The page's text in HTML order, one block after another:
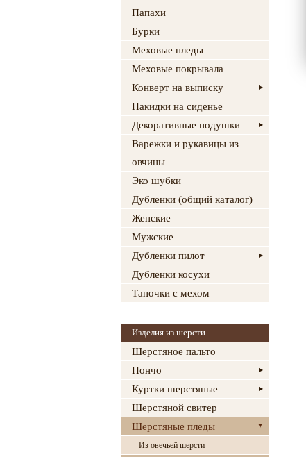
Папахи
Бурки
Меховые пледы
Меховые покрывала
Конверт на выписку
Накидки на сиденье
Декоративные подушки
Варежки и рукавицы из
овчины
Эко шубки
Дубленки (общий каталог)
Женские
Мужские
Дубленки пилот
Дубленки косухи
Тапочки с мехом
Изделия из шерсти
Шерстяное пальто
Пончо
Куртки шерстяные
Шерстяной свитер
Шерстяные пледы
Из овечьей шерсти